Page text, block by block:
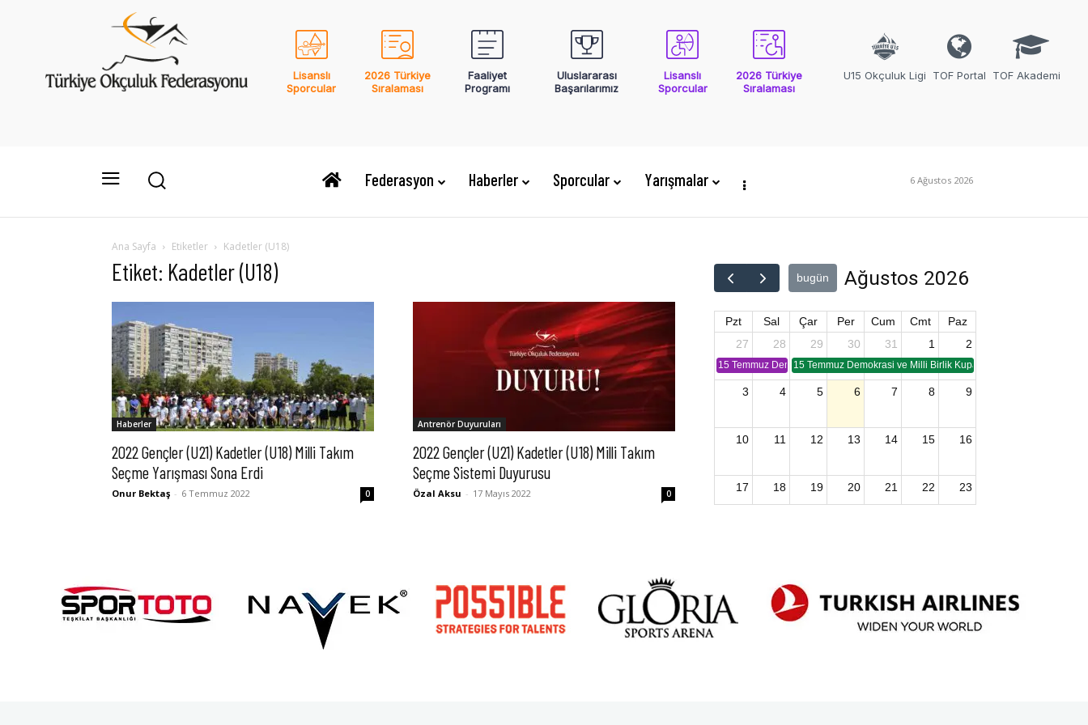
Lisanslı
Sporcular
2026 Türkiye
Sıralaması
Faaliyet
Programı
Uluslararası
Başarılarımız
Lisanslı
Sporcular
2026 Türkiye
Sıralaması
U15 Okçuluk Ligi TOF Portal TOF Akademi
Federasyon Haberler Sporcular Yarışmalar 6 Ağustos 2026
Ana Sayfa Etiketler Kadetler (U18)
Etiket: Kadetler (U18)
Haberler
2022 Gençler (U21) Kadetler (U18) Milli Takım
Seçme Yarışması Sona Erdi
Onur Bektaş - 6 Temmuz 2022 0
Antrenör Duyuruları
2022 Gençler (U21) Kadetler (U18) Milli Takım
Seçme Sistemi Duyurusu
Özal Aksu - 17 Mayıs 2022 0
bugün Ağustos 2026
Pzt Sal Çar Per Cum Cmt
Paz
27
15 Temmuz Demokrasi ve Birlik Kupası (TSP -2)
28 29
15 Temmuz Demokrasi ve Milli Birlik Kupası 2. Ayak (TSP 2)
30 31 1 2
3 4 5 6 7 8 9
10 11 12 13 14 15 16
17 18 19 20 21 22 23
1